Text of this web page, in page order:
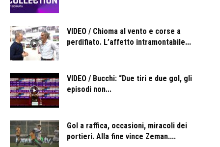
VIDEO / Chioma al vento e corse a
perdifiato. L’affetto intramontabile...
VIDEO / Bucchi: “Due tiri e due gol, gli
episodi non...
Gol a raffica, occasioni, miracoli dei
portieri. Alla fine vince Zeman....